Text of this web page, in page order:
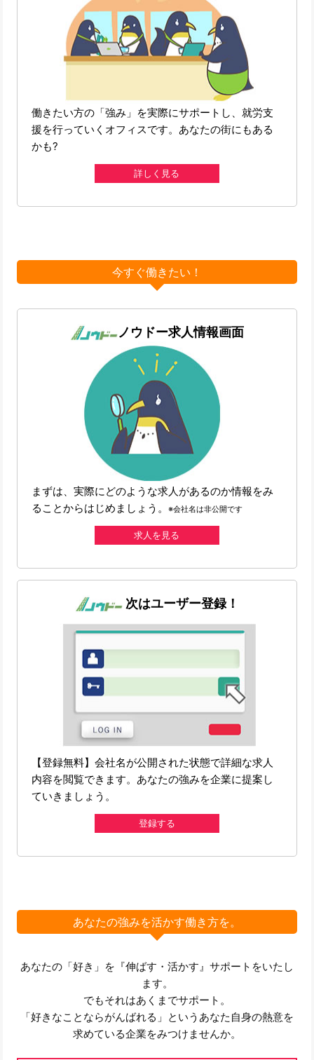
働きたい方の「強み」を実際にサポートし、就労支
援を行っていくオフィスです。あなたの街にもある
かも?
詳しく見る
今すぐ働きたい！
ノウドー求人情報画面
まずは、実際にどのような求人があるのか情報をみ
ることからはじめましょう。※会社名は非公開です
求人を見る
次はユーザー登録！
【登録無料】会社名が公開された状態で詳細な求人
内容を閲覧できます。あなたの強みを企業に提案し
ていきましょう。
登録する
あなたの強みを活かす働き方を。
あなたの「好き」を『伸ばす・活かす』サポートをいたし
ます。
でもそれはあくまでサポート。
「好きなことならがんばれる」というあなた自身の熱意を
求めている企業をみつけませんか。